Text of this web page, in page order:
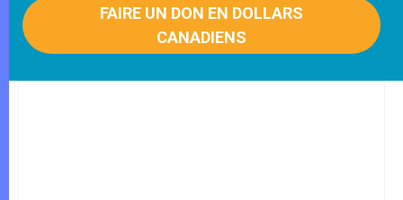
FAIRE UN DON EN DOLLARS
CANADIENS